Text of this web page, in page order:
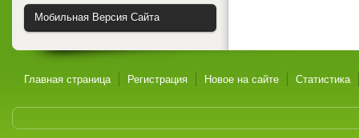
Мобильная Версия Сайта
Главная страница Регистрация Новое на сайте Статистика